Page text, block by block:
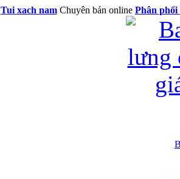
Tui xach namChuyên bán online Phân phối